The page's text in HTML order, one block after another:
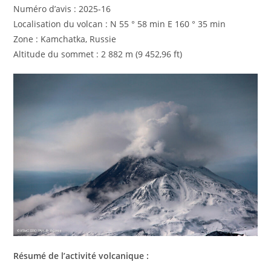
Numéro d’avis : 2025-16
Localisation du volcan : N 55 ° 58 min E 160 ° 35 min
Zone : Kamchatka, Russie
Altitude du sommet : 2 882 m (9 452,96 ft)
Résumé de l’activité volcanique :